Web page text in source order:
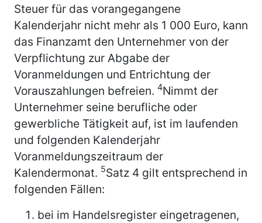
Steuer für das vorangegangene
Kalenderjahr nicht mehr als 1 000 Euro, kann
das Finanzamt den Unternehmer von der
Verpflichtung zur Abgabe der
Voranmeldungen und Entrichtung der
Vorauszahlungen befreien. 4Nimmt der
Unternehmer seine berufliche oder
gewerbliche Tätigkeit auf, ist im laufenden
und folgenden Kalenderjahr
Voranmeldungszeitraum der
Kalendermonat. 5Satz 4 gilt entsprechend in
folgenden Fällen:
bei im Handelsregister eingetragenen,